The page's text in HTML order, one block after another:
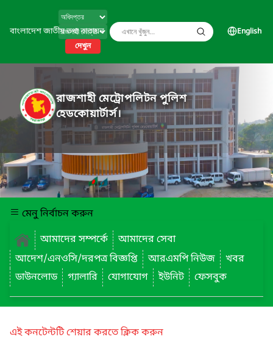
বাংলাদেশ জাতীয় তথ্য বাতায়ন
দেখুন
English
রাজশাহী মেট্রোপলিটন পুলিশ
হেডকোয়ার্টার্স।
মেনু নির্বাচন করুন
আমাদের সম্পর্কে
আমাদের সেবা
আদেশ/এনওসি/দরপত্র বিজ্ঞপ্তি
আরএমপি নিউজ
খবর
ডাউনলোড
গ্যালারি যোগাযোগ ইউনিট ফেসবুক
এই কনটেন্টটি শেয়ার করতে ক্লিক করুন